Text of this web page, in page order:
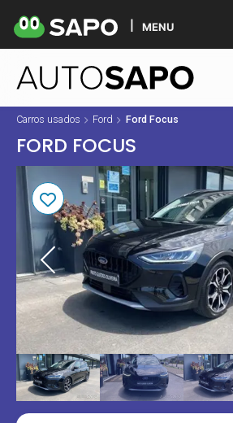
MENU
Carros usados Ford Ford Focus
FORD FOCUS